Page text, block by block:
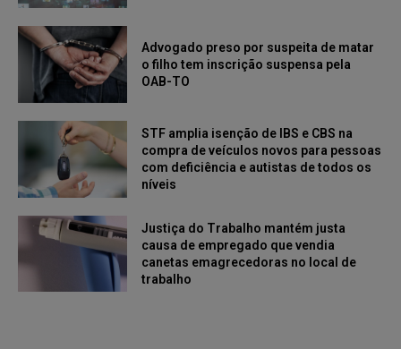
Advogado preso por suspeita de matar
o filho tem inscrição suspensa pela
OAB-TO
STF amplia isenção de IBS e CBS na
compra de veículos novos para pessoas
com deficiência e autistas de todos os
níveis
Justiça do Trabalho mantém justa
causa de empregado que vendia
canetas emagrecedoras no local de
trabalho